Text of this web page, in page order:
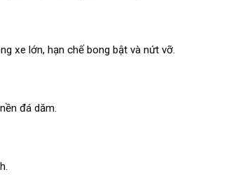
xe lớn, hạn chế bong bật và nứt vỡ.
đá dăm.